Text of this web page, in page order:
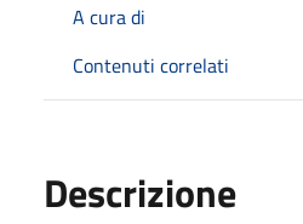
A cura di
Contenuti correlati
Descrizione